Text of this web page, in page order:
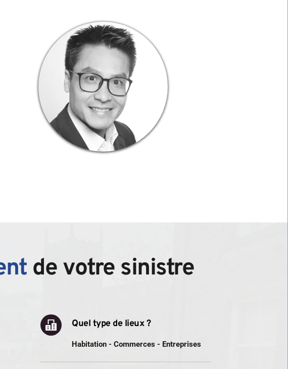
de votre sinistre
Quel type de lieux ?
Habitation - Commerces - Entreprises